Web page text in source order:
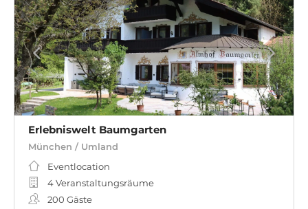
Erlebniswelt Baumgarten
München / Umland
Eventlocation
4 Veranstaltungsräume
200 Gäste